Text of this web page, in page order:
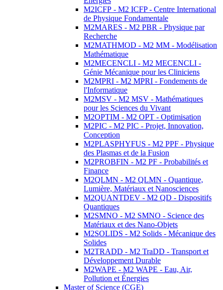
M2ICFP - M2 ICFP - Centre International
de Physique Fondamentale
M2MARES - M2 PBR - Physique par
Recherche
M2MATHMOD - M2 MM - Modélisation
Mathématique
M2MECENCLI - M2 MECENCLI -
Génie Mécanique pour les Cliniciens
M2MPRI - M2 MPRI - Fondements de
l'Informatique
M2MSV - M2 MSV - Mathématiques
pour les Sciences du Vivant
M2OPTIM - M2 OPT - Optimisation
M2PIC - M2 PIC - Projet, Innovation,
Conception
M2PLASPHYFUS - M2 PPF - Physique
des Plasmas et de la Fusion
M2PROBFIN - M2 PF - Probabilités et
Finance
M2QLMN - M2 QLMN - Quantique,
Lumière, Matériaux et Nanosciences
M2QUANTDEV - M2 QD - Dispositifs
Quantiques
M2SMNO - M2 SMNO - Science des
Matériaux et des Nano-Objets
M2SOLIDS - M2 Solids - Mécanique des
Solides
M2TRADD - M2 TraDD - Transport et
Développement Durable
M2WAPE - M2 WAPE - Eau, Air,
Pollution et Énergies
Master of Science (CGE)